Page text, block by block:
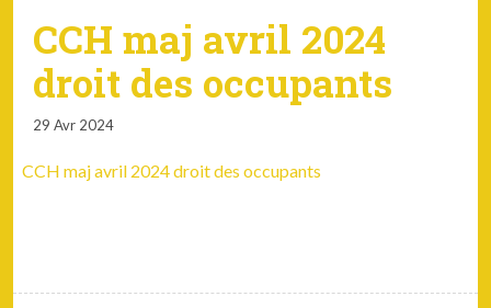
CCH maj avril 2024
droit des occupants
29 Avr 2024
CCH maj avril 2024 droit des occupants